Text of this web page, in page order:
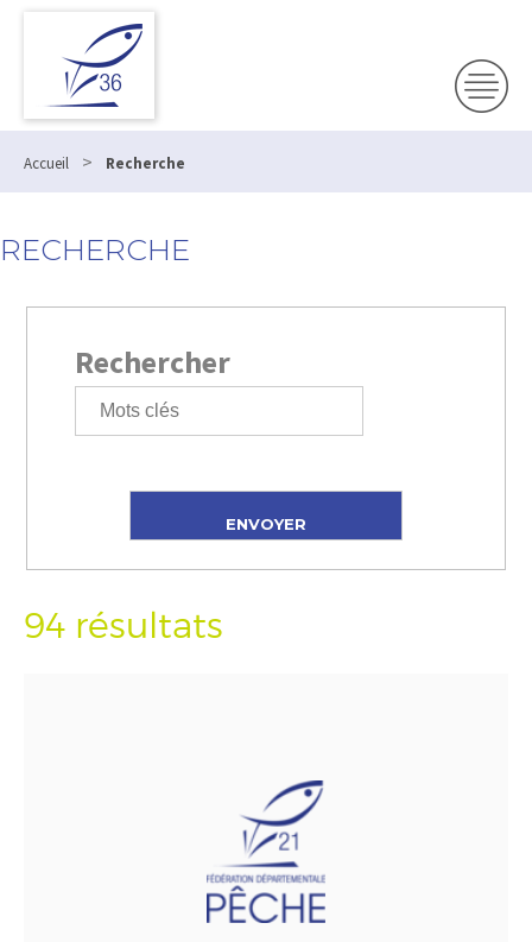
Accueil > Recherche
RECHERCHE
Rechercher
94 résultats